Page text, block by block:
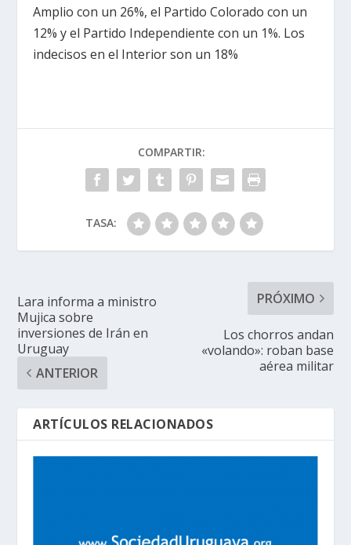
Amplio con un 26%, el Partido Colorado con un
12% y el Partido Independiente con un 1%. Los
indecisos en el Interior son un 18%
COMPARTIR:
TASA:
Lara informa a ministro
Mujica sobre
inversiones de Irán en
Uruguay
ANTERIOR
PRÓXIMO
Los chorros andan
«volando»: roban base
aérea militar
ARTÍCULOS RELACIONADOS